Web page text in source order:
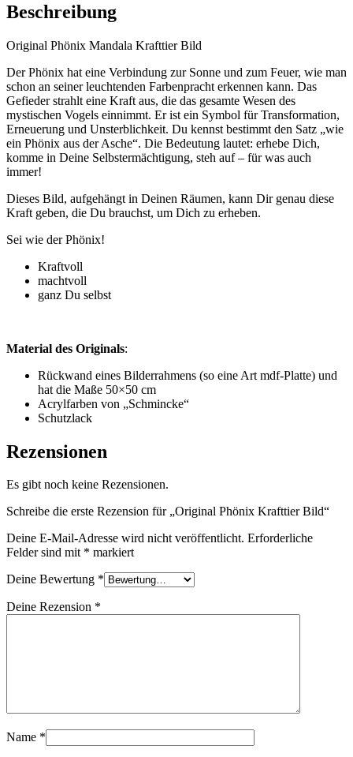
Beschreibung
Original Phönix Mandala Krafttier Bild
Der Phönix hat eine Verbindung zur Sonne und zum Feuer, wie man
schon an seiner leuchtenden Farbenpracht erkennen kann. Das
Gefieder strahlt eine Kraft aus, die das gesamte Wesen des
mystischen Vogels einnimmt. Er ist ein Symbol für Transformation,
Erneuerung und Unsterblichkeit. Du kennst bestimmt den Satz „wie
ein Phönix aus der Asche“. Die Bedeutung lautet: erhebe Dich,
komme in Deine Selbstermächtigung, steh auf – für was auch
immer!
Dieses Bild, aufgehängt in Deinen Räumen, kann Dir genau diese
Kraft geben, die Du brauchst, um Dich zu erheben.
Sei wie der Phönix!
Kraftvoll
machtvoll
ganz Du selbst
Material des Originals:
Rückwand eines Bilderrahmens (so eine Art mdf-Platte) und
hat die Maße 50×50 cm
Acrylfarben von „Schmincke“
Schutzlack
Rezensionen
Es gibt noch keine Rezensionen.
Schreibe die erste Rezension für „Original Phönix Krafttier Bild“
Deine E-Mail-Adresse wird nicht veröffentlicht. Erforderliche
Felder sind mit * markiert
Deine Bewertung *
Deine Rezension *
Name *